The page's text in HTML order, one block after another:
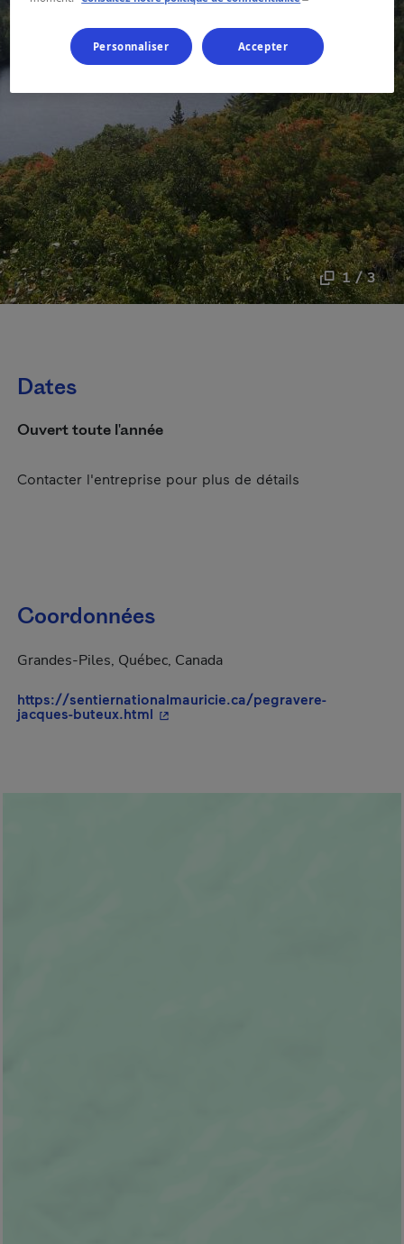
1 / 3
Dates
Ouvert toute l'année
Contacter l'entreprise pour plus de détails
Coordonnées
Grandes-Piles, Québec, Canada
https://sentiernationalmauricie.ca/pegravere-
jacques-buteux.html - Cet hyperlien s'ouvrira dans une
Personnaliser Accepter